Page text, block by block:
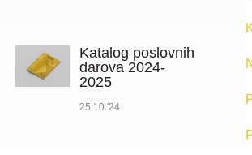
Katalog poslovnih
darova 2024-
2025
25.10.'24.